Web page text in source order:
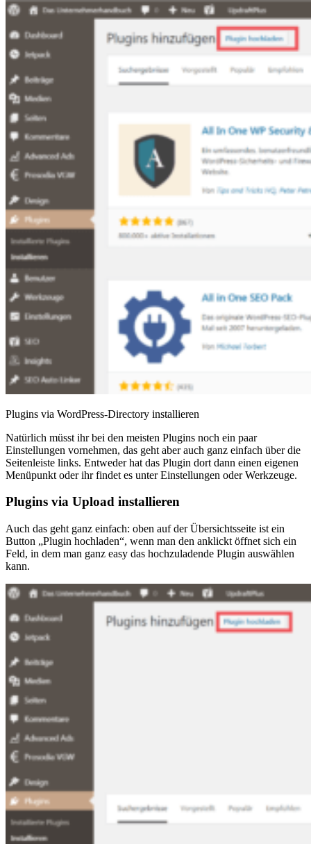
Plugins via WordPress-Directory installieren
Natürlich müsst ihr bei den meisten Plugins noch ein paar
Einstellungen vornehmen, das geht aber auch ganz einfach über die
Seitenleiste links. Entweder hat das Plugin dort dann einen eigenen
Menüpunkt oder ihr findet es unter Einstellungen oder Werkzeuge.
Plugins via Upload installieren
Auch das geht ganz einfach: oben auf der Übersichtsseite ist ein
Button „Plugin hochladen“, wenn man den anklickt öffnet sich ein
Feld, in dem man ganz easy das hochzuladende Plugin auswählen
kann.